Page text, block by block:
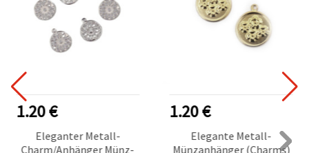
1.20 €
Eleganter Metall-
Charm/Anhänger Münz-
1.20 €
Elegante Metall-
Münzanhänger (Charms)